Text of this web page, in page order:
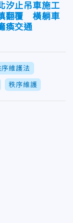
汐止吊車施工
翻覆 橫躺車
瘓交通
維護法
秩序維護